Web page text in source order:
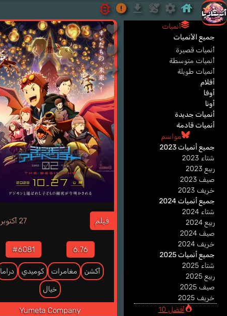
فيلم 27 أكتوبر
6.76
#6081
أكشن مغامرات كوميدي دراما
خيال
Yumeta Company
أنميات
جميع الأنميات
أنميات قصيرة
أنميات متوسطة
أنميات طويلة
أفلام
أوفا
أونا
أنميات جديدة
أنميات قادمة
مواسم
جميع أنميات 2023
شتاء 2023
ربيع 2023
صيف 2023
خريف 2023
جميع أنميات 2024
شتاء 2024
ربيع 2024
صيف 2024
خريف 2024
جميع أنميات 2025
شتاء 2025
ربيع 2025
صيف 2025
خريف 2025
أفضل 10